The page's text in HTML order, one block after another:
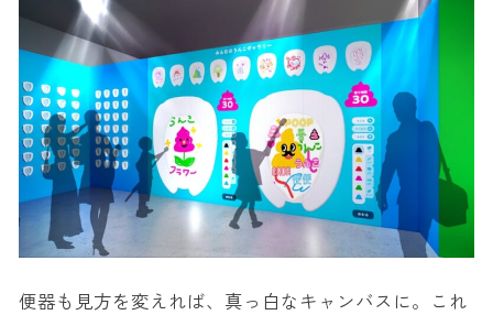
便器も見方を変えれば、真っ白なキャンバスに。これ